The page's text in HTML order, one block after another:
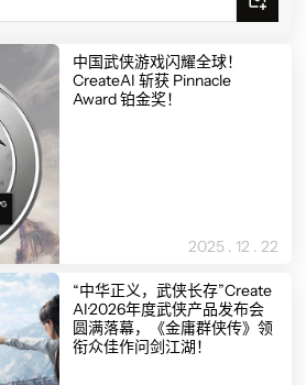
中国武侠游戏闪耀全球！
CreateAI 斩获 Pinnacle
Award 铂金奖！
2025 . 12 . 22
“中华正义，武侠长存”Create
AI·2026年度武侠产品发布会
圆满落幕，《金庸群侠传》领
衔众佳作问剑江湖！